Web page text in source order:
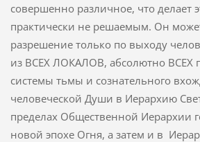
совершенно различное, что делает
практически не решаемым. Он
разрешение только по выходу
из ВСЕХ ЛОКАЛОВ, абсолютно ВСЕХ
системы тьмы и сознательного
человеческой Души в Иерархию
пределах Общественной Иерархии
новой эпохе Огня, а затем и в